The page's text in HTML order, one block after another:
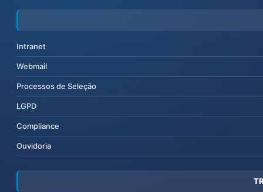
Intranet
Webmail
Processos de Seleção
LGPD
Compliance
Ouvidoria